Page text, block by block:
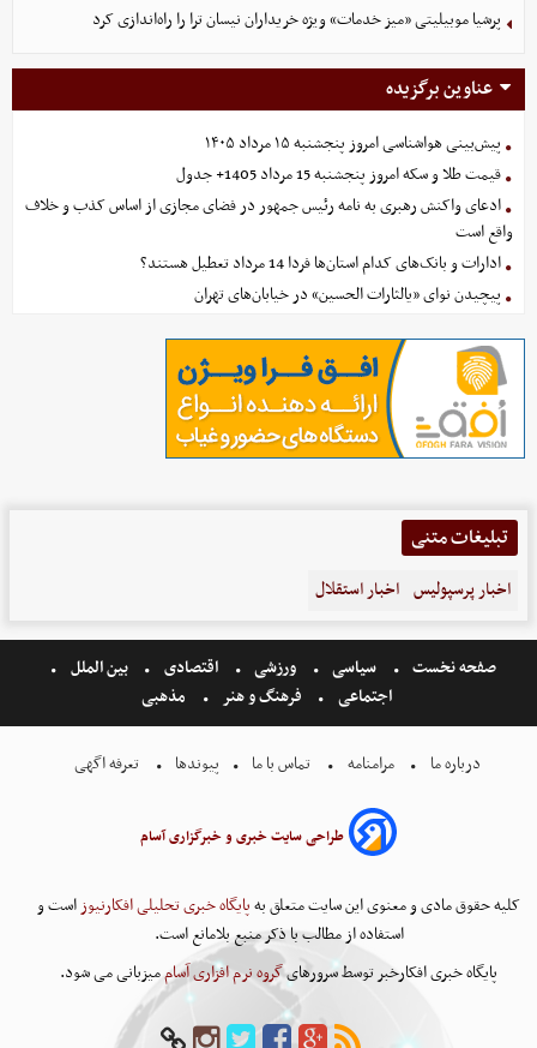
پرشیا موبیلیتی «میز خدمات» ویژه خریداران نیسان ترا را راه‌اندازی کرد
عناوین برگزیده
پیش‌بینی هواشناسی امروز پنجشنبه ۱۵ مرداد ۱۴۰۵
قیمت طلا و سکه امروز پنجشنبه 15 مرداد 1405+ جدول
ادعای واکنش رهبری به نامه رئیس جمهور در فضای مجازی از اساس کذب و خلاف
واقع است
ادارات و بانک‌های کدام استان‌ها فردا 14 مرداد تعطیل هستند؟
پیچیدن نوای «یالثارات الحسین» در خیابان‌های تهران
تبلیغات متنی
اخبار پرسپولیس اخبار استقلال
صفحه نخست سیاسی ورزشی اقتصادی
بین الملل
اجتماعی
فرهنگ و هنر مذهبی
درباره ما مرامنامه تماس با ما پیوندها تعرفه اگهی
طراحی سایت خبری و خبرگزاری آسام
کلیه حقوق مادی و معنوی این سایت متعلق بهپایگاه خبری تحلیلی افکارنیوزاست و
استفاده از مطالب با ذکر منبع بلامانع است.
پایگاه خبری افکارخبر توسط سرورهایگروه نرم افزاری آساممیزبانی می شود.